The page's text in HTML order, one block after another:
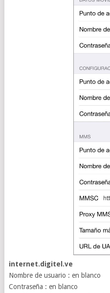
internet.digitel.ve
Nombre de usuario : en blanco
Contraseña : en blanco